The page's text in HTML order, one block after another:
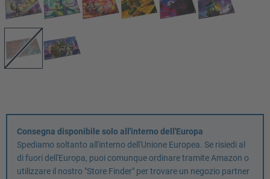
Consegna disponibile solo all'interno dell'Europa
Spediamo soltanto all'interno dell'Unione Europea. Se risiedi al
di fuori dell'Europa, puoi comunque ordinare tramite Amazon o
utilizzare il nostro "Store Finder" per trovare un negozio partner